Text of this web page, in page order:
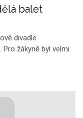
balet
divadle
Pro žákyně byl velmi